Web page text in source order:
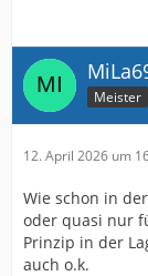
Meister
12. April 2026 um
Wie schon in
oder quasi nur
Prinzip in der
auch o.k.